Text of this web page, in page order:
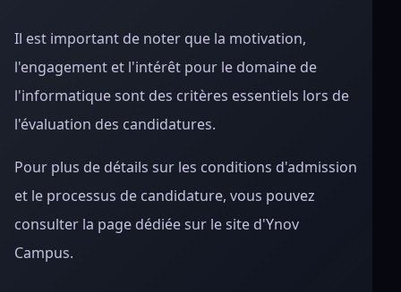
Il est important de noter que la motivation,
l'engagement et l'intérêt pour le domaine de
l'informatique sont des critères essentiels lors de
l'évaluation des candidatures.
Pour plus de détails sur les conditions d'admission
et le processus de candidature, vous pouvez
consulter la page dédiée sur le site d'Ynov
Campus.